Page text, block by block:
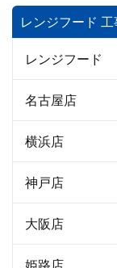
レンジフード
レンジフード
名古屋店
横浜店
神戸店
大阪店